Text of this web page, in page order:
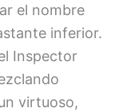
el nombre
inferior.
Inspector
virtuoso,